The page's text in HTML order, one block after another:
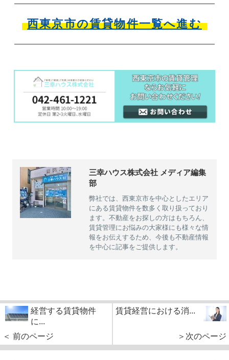
西東京市の賃貸物件一覧へ進む
三幸ハウス株式会社 メディア編集
部
弊社では、西東京市を中心としたエリア
にある賃貸物件を数多く取り扱っており
ます。不動産をお探しの方はもちろん、
賃貸管理にお悩みの大家様にも様々な情
報をお伝えするため、今後も不動産情報
を中心に記事をご提供します。
経営する賃貸物件
に...
＜ 前のページ
賃貸経営における消...
＞次のページ